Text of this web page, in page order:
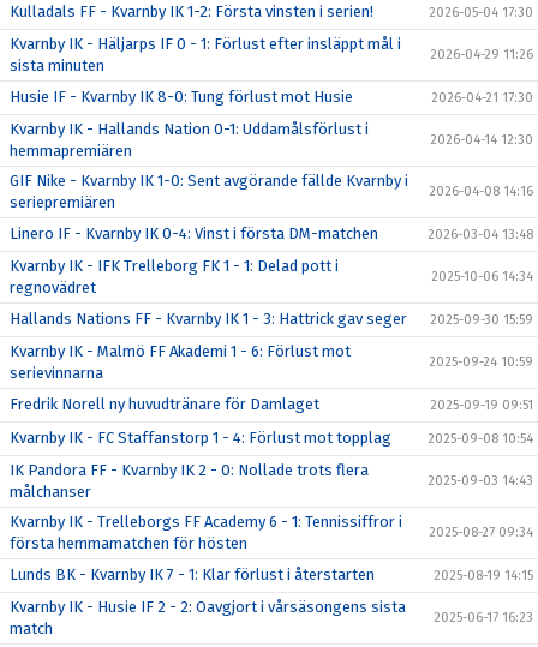
Kulladals FF - Kvarnby IK 1-2: Första vinsten i serien! 2026-05-04 17:30
Kvarnby IK - Häljarps IF 0 - 1: Förlust efter insläppt mål i
sista minuten
2026-04-29 11:26
Husie IF - Kvarnby IK 8-0: Tung förlust mot Husie 2026-04-21 17:30
Kvarnby IK - Hallands Nation 0-1: Uddamålsförlust i
hemmapremiären
2026-04-14 12:30
GIF Nike - Kvarnby IK 1-0: Sent avgörande fällde Kvarnby i
seriepremiären
2026-04-08 14:16
Linero IF - Kvarnby IK 0-4: Vinst i första DM-matchen 2026-03-04 13:48
Kvarnby IK - IFK Trelleborg FK 1 - 1: Delad pott i
regnovädret
2025-10-06 14:34
Hallands Nations FF - Kvarnby IK 1 - 3: Hattrick gav seger 2025-09-30 15:59
Kvarnby IK - Malmö FF Akademi 1 - 6: Förlust mot
serievinnarna
2025-09-24 10:59
Fredrik Norell ny huvudtränare för Damlaget 2025-09-19 09:51
Kvarnby IK - FC Staffanstorp 1 - 4: Förlust mot topplag 2025-09-08 10:54
IK Pandora FF - Kvarnby IK 2 - 0: Nollade trots flera
målchanser
2025-09-03 14:43
Kvarnby IK - Trelleborgs FF Academy 6 - 1: Tennissiffror i
första hemmamatchen för hösten
2025-08-27 09:34
Lunds BK - Kvarnby IK 7 - 1: Klar förlust i återstarten 2025-08-19 14:15
Kvarnby IK - Husie IF 2 - 2: Oavgjort i vårsäsongens sista
match
2025-06-17 16:23